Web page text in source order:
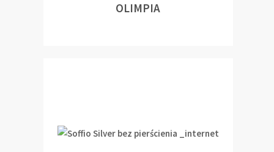
OLIMPIA